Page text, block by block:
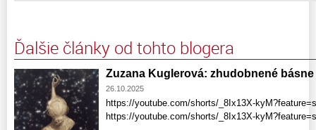
Ďalšie články od tohto blogera
Zuzana Kuglerová: zhudobnené básne
26.10.2025
https://youtube.com/shorts/_8Ix13X-
https://youtube.com/shorts/_8Ix13X-